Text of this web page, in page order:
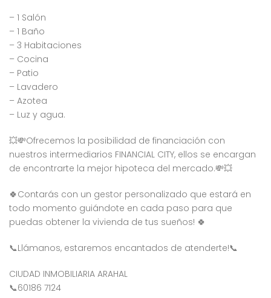
– 1 Salón
– 1 Baño
– 3 Habitaciones
– Cocina
– Patio
– Lavadero
– Azotea
– Luz y agua.
💥💸Ofrecemos la posibilidad de financiación con
nuestros intermediarios FINANCIAL CITY, ellos se encargan
de encontrarte la mejor hipoteca del mercado.💸💥
🍀Contarás con un gestor personalizado que estará en
todo momento guiándote en cada paso para que
puedas obtener la vivienda de tus sueños! 🍀
📞Llámanos, estaremos encantados de atenderte!📞
CIUDAD INMOBILIARIA ARAHAL
📞60186 7124